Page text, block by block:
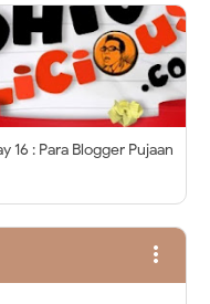
16 : Para Blogger Pujaan
more_vert